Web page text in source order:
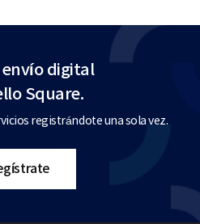
envío digital
Square.
registrándote una sola vez.